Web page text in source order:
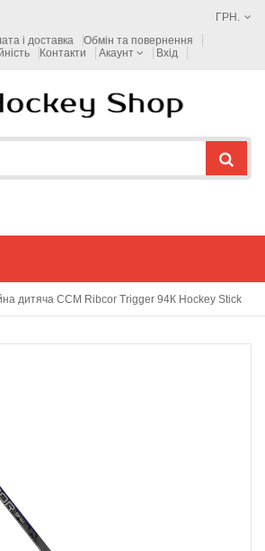
ГРН.
і доставка
Обмін та повернення
Контакти Акаунт Вхід
дитяча CCM Ribcor Trigger 94К Hockey Stick